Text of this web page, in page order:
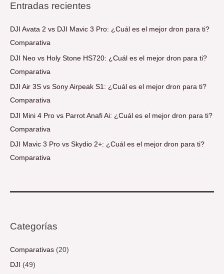
Entradas recientes
DJI Avata 2 vs DJI Mavic 3 Pro: ¿Cuál es el mejor dron para ti?
Comparativa
DJI Neo vs Holy Stone HS720: ¿Cuál es el mejor dron para ti?
Comparativa
DJI Air 3S vs Sony Airpeak S1: ¿Cuál es el mejor dron para ti?
Comparativa
DJI Mini 4 Pro vs Parrot Anafi Ai: ¿Cuál es el mejor dron para ti?
Comparativa
DJI Mavic 3 Pro vs Skydio 2+: ¿Cuál es el mejor dron para ti?
Comparativa
Categorías
Comparativas (20)
DJI
(49)